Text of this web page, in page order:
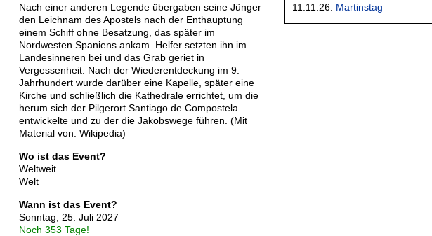
Nach einer anderen Legende übergaben seine Jünger
den Leichnam des Apostels nach der Enthauptung
einem Schiff ohne Besatzung, das später im
Nordwesten Spaniens ankam. Helfer setzten ihn im
Landesinneren bei und das Grab geriet in
Vergessenheit. Nach der Wiederentdeckung im 9.
Jahrhundert wurde darüber eine Kapelle, später eine
Kirche und schließlich die Kathedrale errichtet, um die
herum sich der Pilgerort Santiago de Compostela
entwickelte und zu der die Jakobswege führen. (Mit
Material von: Wikipedia)
Wo ist das Event?
Weltweit
Welt
Wann ist das Event?
Sonntag, 25. Juli 2027
Noch 353 Tage!
11.11.26: Martinstag